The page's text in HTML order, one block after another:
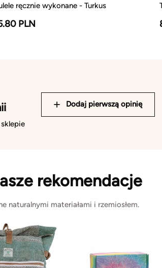
ręcznie wykonane - Turkus
PLN
Dodaj pierwszą opinię
rekomendacje
materiałami i rzemiosłem.